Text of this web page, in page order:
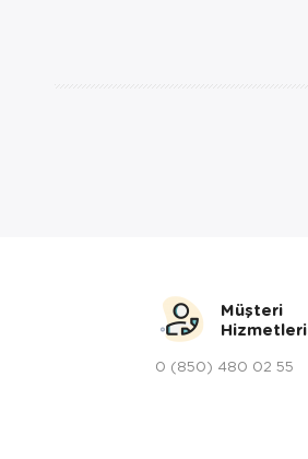
Müşteri
Hizmetleri
0 (850) 480 02 55